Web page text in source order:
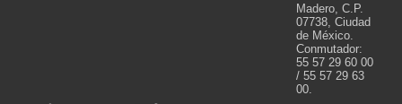
Madero, C.P.
07738, Ciudad
de México.
Conmutador:
55 57 29 60 00
/ 55 57 29 63
00.